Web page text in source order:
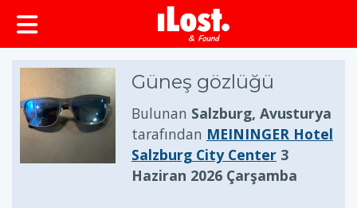
Güneş gözlüğü
Bulunan Salzburg, Avusturya
tarafından MEININGER Hotel
Salzburg City Center 3
Haziran 2026 Çarşamba